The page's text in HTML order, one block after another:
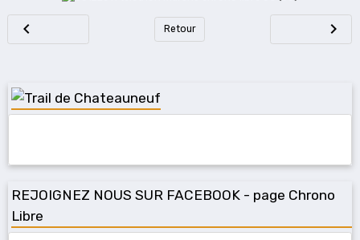
Retour
REJOIGNEZ NOUS SUR FACEBOOK - page Chrono
Libre